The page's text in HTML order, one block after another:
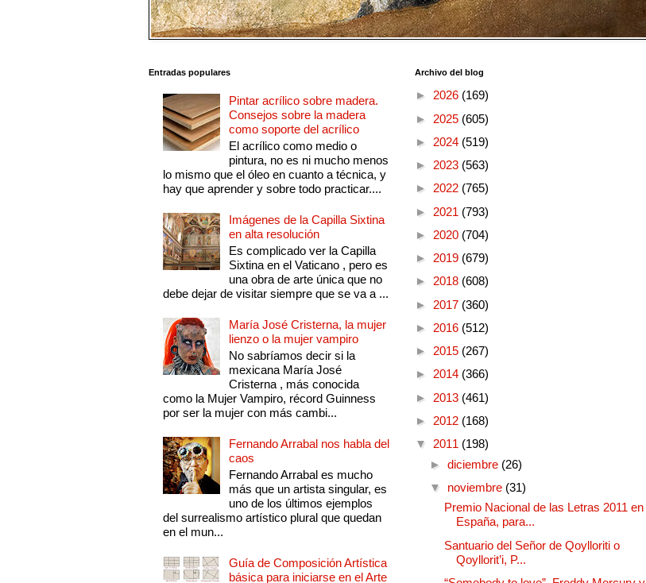
Entradas populares
Pintar acrílico sobre madera.
Consejos sobre la madera
como soporte del acrílico
El acrílico como medio o
pintura, no es ni mucho menos
lo mismo que el óleo en cuanto a técnica, y
hay que aprender y sobre todo practicar....
Imágenes de la Capilla Sixtina
en alta resolución
Es complicado ver la Capilla
Sixtina en el Vaticano , pero es
una obra de arte única que no
debe dejar de visitar siempre que se va a ...
María José Cristerna, la mujer
lienzo o la mujer vampiro
No sabríamos decir si la
mexicana María José
Cristerna , más conocida
como la Mujer Vampiro, récord Guinness
por ser la mujer con más cambi...
Fernando Arrabal nos habla del
caos
Fernando Arrabal es mucho
más que un artista singular, es
uno de los últimos ejemplos
del surrealismo artístico plural que quedan
en el mun...
Guía de Composición Artística
básica para iniciarse en el Arte
Archivo del blog
► 2026 (169)
► 2025 (605)
► 2024 (519)
► 2023 (563)
► 2022 (765)
► 2021 (793)
► 2020 (704)
► 2019 (679)
► 2018 (608)
► 2017 (360)
► 2016 (512)
► 2015 (267)
► 2014 (366)
► 2013 (461)
► 2012 (168)
▼ 2011 (198)
► diciembre (26)
▼ noviembre (31)
Premio Nacional de las Letras 2011 en
España, para...
Santuario del Señor de Qoylloriti o
Qoyllorit’i, P...